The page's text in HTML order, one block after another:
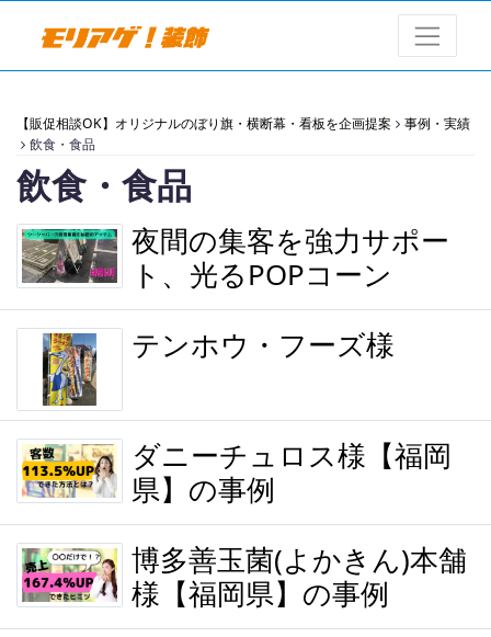
【販促相談OK】オリジナルのぼり旗・横断幕・看板を企画提案
事例・実績
飲食・食品
飲食・食品
夜間の集客を強力サポー
ト、光るPOPコーン
テンホウ・フーズ様
ダニーチュロス様【福岡
県】の事例
博多善玉菌(よかきん)本舗
様【福岡県】の事例